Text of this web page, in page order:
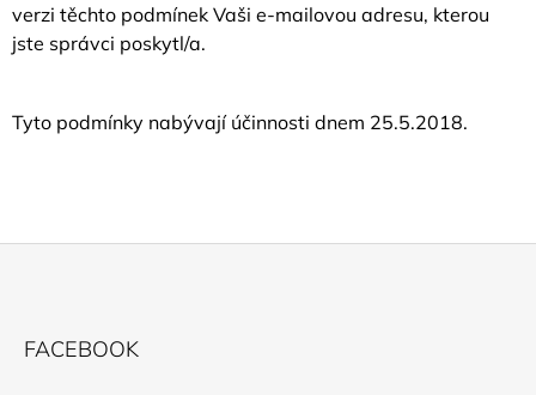
verzi těchto podmínek Vaši e-mailovou adresu, kterou
jste správci poskytl/a.
Tyto podmínky nabývají účinnosti dnem 25.5.2018.
FACEBOOK